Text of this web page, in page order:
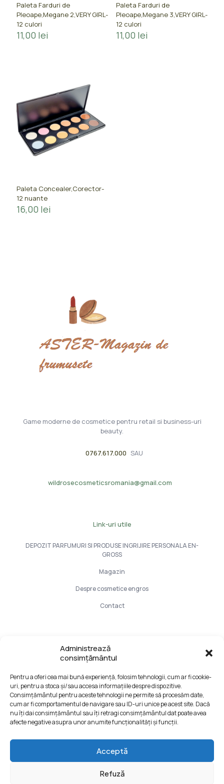
Administrează
consimțământul
Pentru a oferi cea mai bună experiență, folosim tehnologii, cum ar fi cookie-
uri, pentru a stoca și/sau accesa informațiile despre dispozitive.
Consimțământul pentru aceste tehnologii ne permite să procesăm date,
cum ar fi comportamentul de navigare sau ID-uri unice pe acest site. Dacă
nu îți dai consimțământul sau îți retragi consimțământul dat poate avea
afecte negative asupra unor anumite funcționalități și funcții.
Acceptă
Refuză
Paleta Farduri de
Pleoape,Megane 2,VERY GIRL-
12 culori
11,00 lei
Paleta Farduri de
Pleoape,Megane 3,VERY GIRL-
12 culori
11,00 lei
Paleta Concealer,Corector-
12 nuante
16,00 lei
Game moderne de cosmetice pentru retail si business-uri
beauty.
0767.617.000 SAU
wildrosecosmeticsromania@gmail.com
Link-uri utile
DEPOZIT PARFUMURI SI PRODUSE INGRIJIRE PERSONALA EN-
GROSS
Magazin
Despre cosmetice engros
Contact
LIVRARE SI PLATA
CONFIDENTIALITATE DATELOR
TERMENI SI CONDITII
Formular retur